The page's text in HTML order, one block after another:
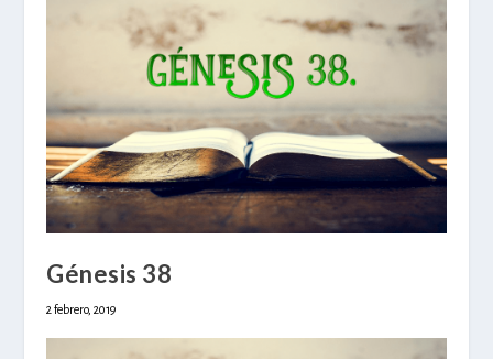
Génesis 38
2 febrero, 2019